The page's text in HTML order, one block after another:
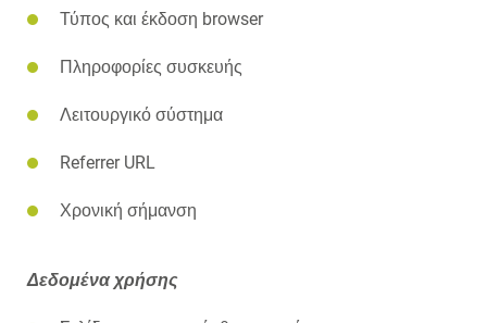
Τύπος και έκδοση browser
Πληροφορίες συσκευής
Λειτουργικό σύστημα
Referrer URL
Χρονική σήμανση
Δεδομένα χρήσης